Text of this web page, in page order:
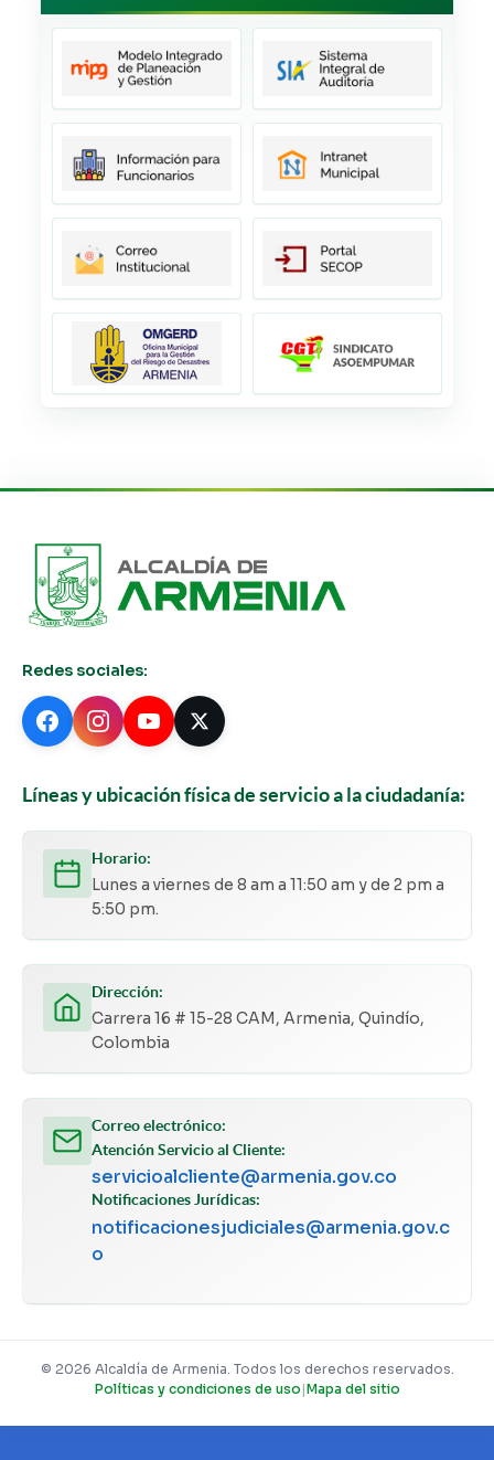
Redes sociales:
Líneas y ubicación física de servicio a la ciudadanía:
Horario:
Lunes a viernes de 8 am a 11:50 am y de 2 pm a
5:50 pm.
Dirección:
Carrera 16 # 15-28 CAM, Armenia, Quindío,
Colombia
Correo electrónico:
Atención Servicio al Cliente:
servicioalcliente@armenia.gov.co
Notificaciones Jurídicas:
notificacionesjudiciales@armenia.gov.c
o
© 2026 Alcaldía de Armenia. Todos los derechos reservados.
Políticas y condiciones de uso |Mapa del sitio